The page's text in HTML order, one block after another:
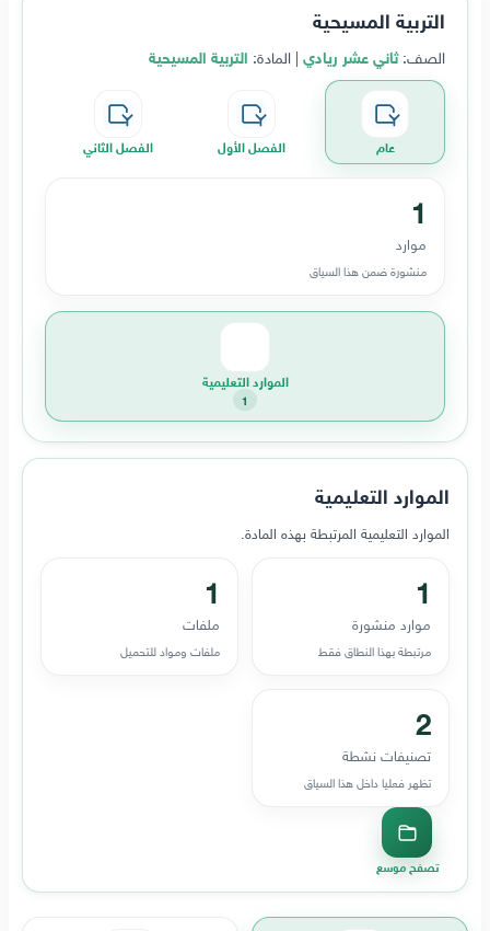
التربية المسيحية
الصف:ثاني عشر ريادي | المادة: التربية المسيحية
عام الفصل الأول الفصل الثاني
1
موارد
منشورة ضمن هذا السياق
الموارد التعليمية
1
الموارد التعليمية
الموارد التعليمية المرتبطة بهذه المادة.
1
موارد منشورة
مرتبطة بهذا النطاق فقط
1
ملفات
ملفات ومواد للتحميل
2
تصنيفات نشطة
تظهر فعليا داخل هذا السياق
تصفح موسع